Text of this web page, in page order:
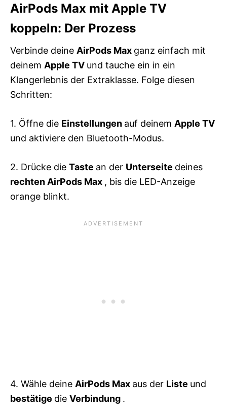
AirPods Max mit Apple TV
koppeln: Der Prozess
Verbinde deine AirPods Max ganz einfach mit
deinem Apple TV und tauche ein in ein
Klangerlebnis der Extraklasse. Folge diesen
Schritten:
1. Öffne die Einstellungen auf deinem Apple TV
und aktiviere den Bluetooth-Modus.
2. Drücke die Taste an der Unterseite deines
rechten AirPods Max , bis die LED-Anzeige
orange blinkt.
4. Wähle deine AirPods Max aus der Liste und
bestätige die Verbindung .